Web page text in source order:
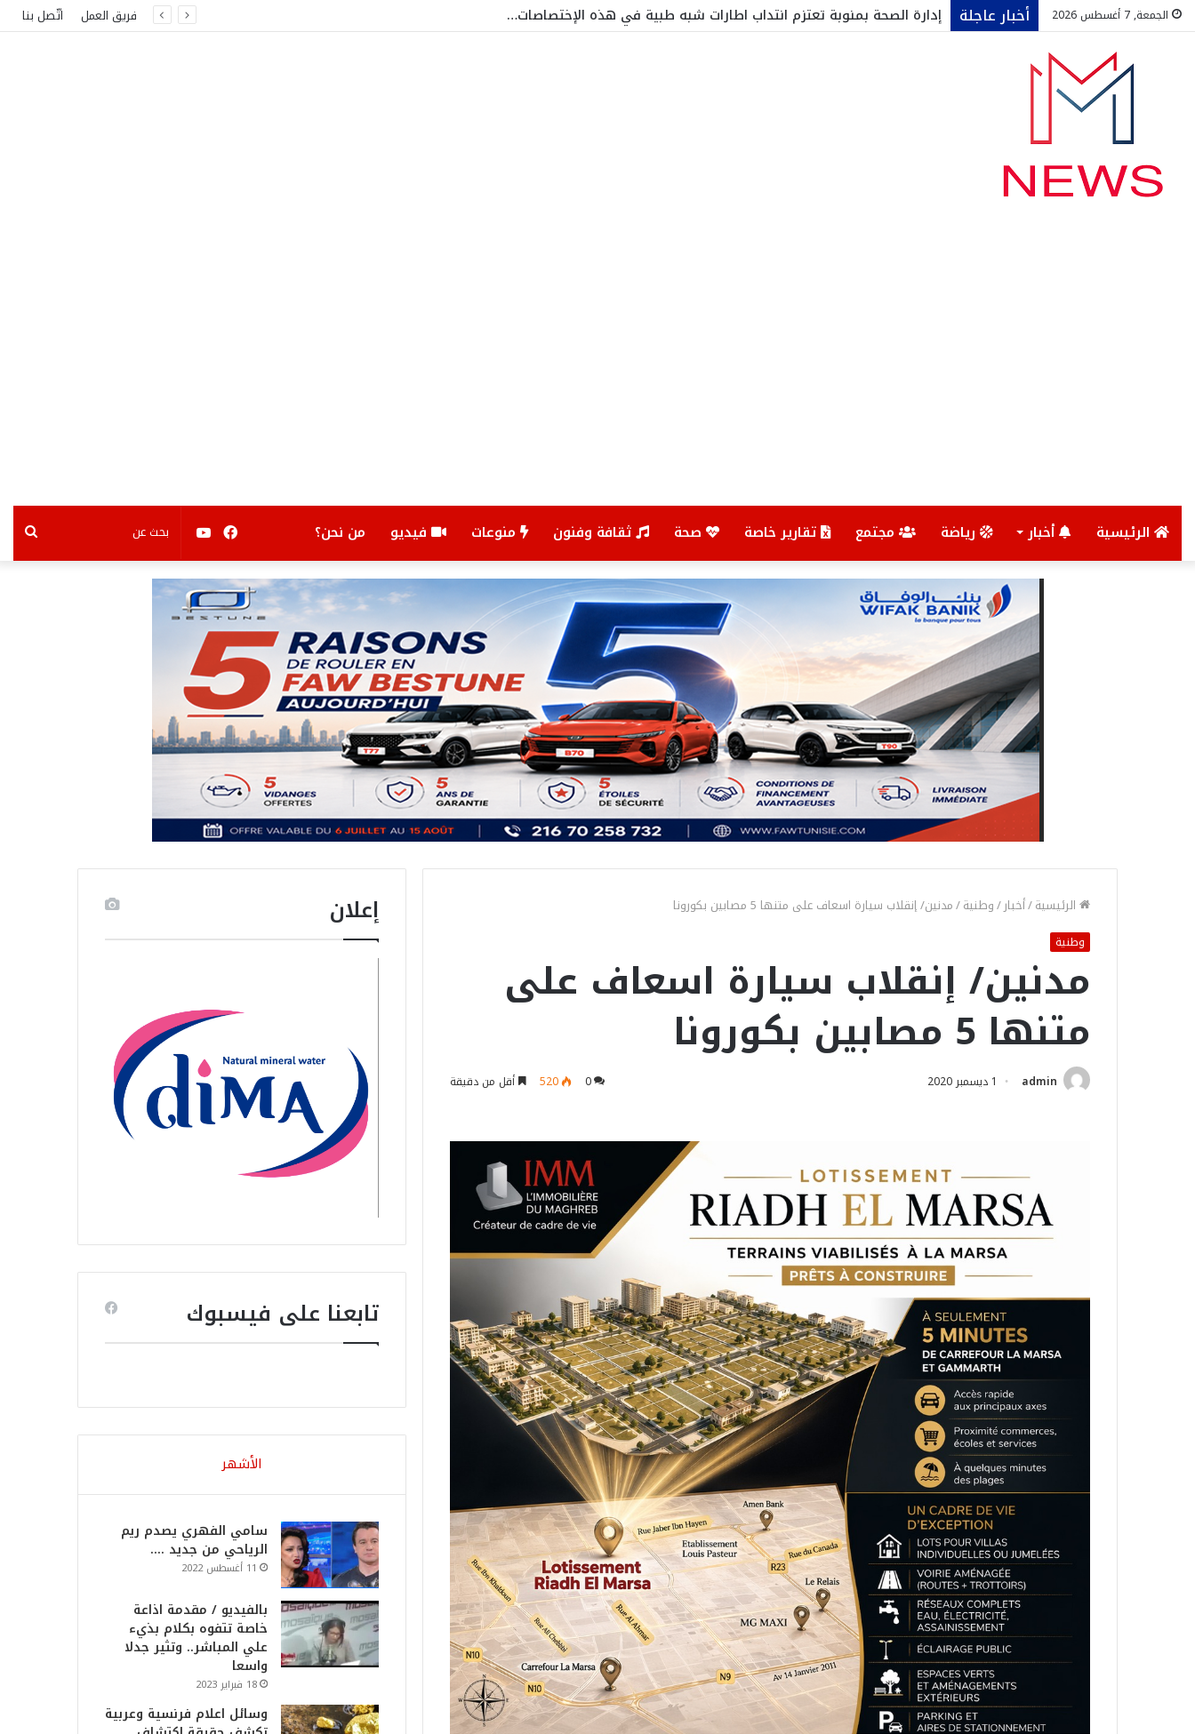
الجمعة, 7 أغسطس 2026 أخبار عاجلة إدارة الصحة بمنوبة تعتزم انتداب اطارات شبه طبية في هذه الإختصاصات… فريق العمل اتّصل بنا
الرئيسية أخبار رياضة مجتمع تقارير خاصة صحة ثقافة وفنون منوعات فيديو من نحن؟ بحث يوتيوبفيسبوك
الرئيسية/أخبار/وطنية/مدنين/ إنقلاب سيارة اسعاف على متنها 5 مصابين بكورونا
وطنية
مدنين/ إنقلاب سيارة اسعاف على
متنها 5 مصابين بكورونا
admin 1 ديسمبر 2020 0
520 أقل من دقيقة
إعلان
تابعنا على فيسبوك
الأشهر
سامي الفهري يصدم ريم
الرياحي من جديد ….
11 أغسطس 2022
بالفيديو / مقدمة اذاعة
خاصة تتفوه بكلام بذيء
علي المباشر.. وتثير جدلا
واسعا
18 فبراير 2023
وسائل اعلام فرنسية وعربية